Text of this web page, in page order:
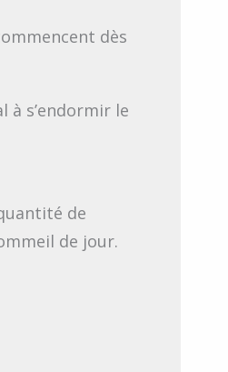
dès
s’endormir le
de
de jour.